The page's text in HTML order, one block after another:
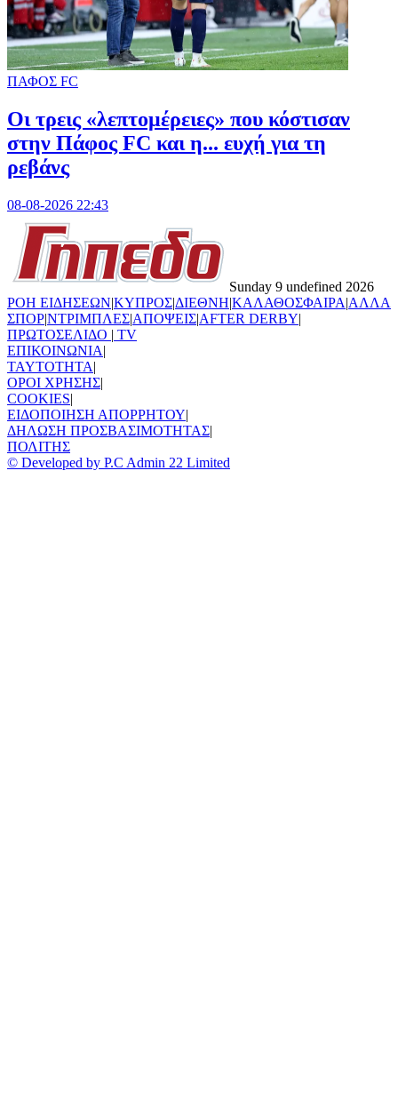
ΠΑΦΟΣ FC
Οι τρεις «λεπτομέρειες» που κόστισαν
στην Πάφος FC και η... ευχή για τη
ρεβάνς
08-08-2026 22:43
Sunday 9 undefined 2026
ΡΟΗ ΕΙΔΗΣΕΩΝ|ΚΥΠΡΟΣ|ΔΙΕΘΝΗ|ΚΑΛΑΘΟΣΦΑΙΡΑ|ΑΛΛΑ
ΣΠΟΡ|ΝΤΡΙΜΠΛΕΣ|ΑΠΟΨΕΙΣ|AFTER DERBY|
ΠΡΩΤΟΣΕΛΙΔΟ | TV
ΕΠΙΚΟΙΝΩΝΙΑ|
TAYTOTHTA|
ΟΡΟΙ ΧΡΗΣΗΣ|
COOKIES|
ΕΙΔΟΠΟΙΗΣΗ ΑΠΟΡΡΗΤΟΥ|
ΔΗΛΩΣΗ ΠΡΟΣΒΑΣΙΜΟΤΗΤΑΣ|
ΠΟΛΙΤΗΣ
© Developed by P.C Admin 22 Limited